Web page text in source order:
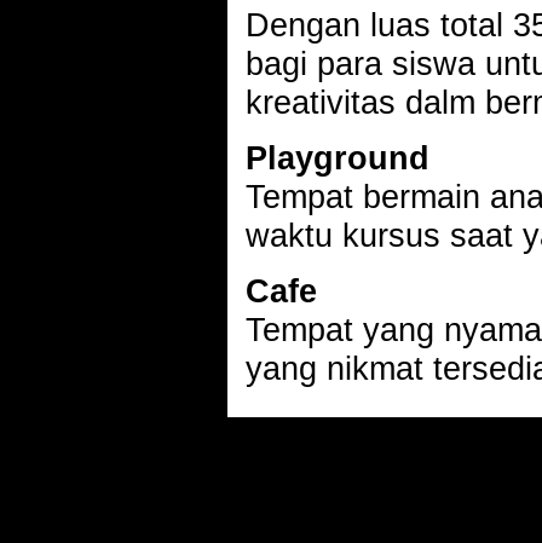
Dengan luas total
bagi para siswa
kreativitas dalm
Playground
Tempat bermain
waktu kursus saat
Cafe
Tempat yang
yang nikmat